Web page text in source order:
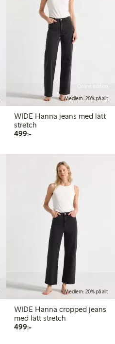
Online edition
Medlem: 20% på allt
WIDE Hanna jeans med lätt
stretch
499:-499,00 kr
Medlem: 20% på allt
WIDE Hanna cropped jeans
med lätt stretch
499:-499,00 kr